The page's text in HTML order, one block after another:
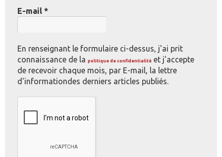
E-mail *
En renseignant le formulaire ci-dessus, j'ai prit
connaissance de la politique de confidentialité et j'accepte
de recevoir chaque mois, par E-mail, la lettre
d'informationdes derniers articles publiés.